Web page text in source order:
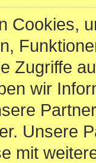
Cookies,
Zugriffe
wir
Unsere
mit